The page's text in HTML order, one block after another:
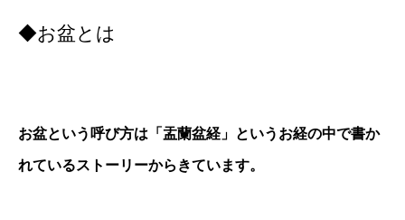
◆お盆とは
お盆という呼び方は「盂蘭盆経」というお経の中で書か
れているストーリーからきています。